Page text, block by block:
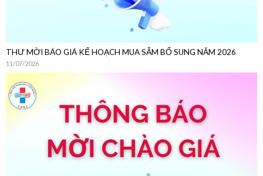
THƯ MỜI BÁO GIÁ KẾ HOẠCH MUA SẮM BỔ SUNG NĂM 2026
11/07/2026